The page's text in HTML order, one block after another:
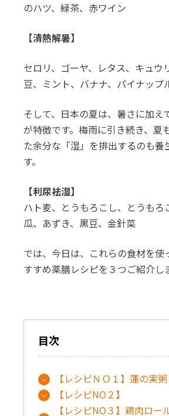
のハツ、緑茶、赤ワイン
【清熱解暑】
セロリ、ゴーヤ、レタス、キュウ
豆、ミント、バナナ、パイナップ
そして、日本の夏は、暑さに加え
が特徴です。梅雨に引き続き、夏
た余分な「湿」を排出するのも養
す。
【利尿袪湿】
ハト麦、とうもろこし、とうもろ
瓜、あずき、黒豆、金針菜
では、今日は、これらの食材を使
すすめ薬膳レシピを３つご紹介し
目次
【レシピＮＯ１】蓮の実粥
【レシピNO２】
【レシピNO３】鶏肉ロ